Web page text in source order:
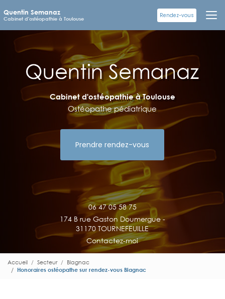
au
principal
Quentin Semanaz
Cabinet d'ostéopathie à Toulouse
Rendez-vous
Cabinet d'ostéopathie à Toulouse
Ostéopathe pédiatrique
Prendre rendez-vous
06 47 05 58 75
174 B rue Gaston Doumergue -
31170 TOURNEFEUILLE
Contactez-moi
Accueil Secteur
Blagnac
Honoraires ostéopathe sur rendez-vous Blagnac